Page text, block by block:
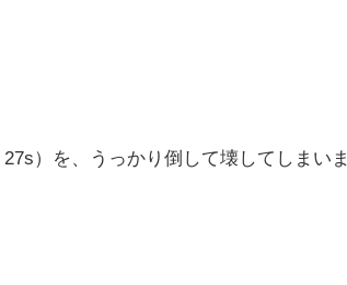
）を、うっかり倒して壊してしまいま